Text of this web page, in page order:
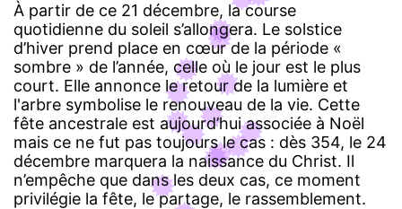
À partir de ce 21 décembre, la course
quotidienne du soleil s’allongera. Le solstice
d’hiver prend place en cœur de la période «
sombre » de l’année, celle où le jour est le plus
court. Elle annonce le retour de la lumière et
l'arbre symbolise le renouveau de la vie. Cette
fête ancestrale est aujourd’hui associée à Noël
mais ce ne fut pas toujours le cas : dès 354, le 24
décembre marquera la naissance du Christ. Il
n’empêche que dans les deux cas, ce moment
privilégie la fête, le partage, le rassemblement.